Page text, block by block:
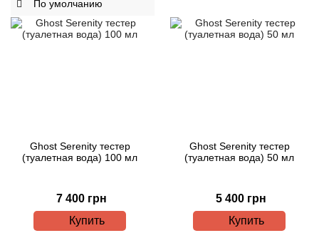
Ghost Serenity тестер
(туалетная вода) 100 мл
7 400 грн
Купить
Ghost Serenity тестер
(туалетная вода) 50 мл
5 400 грн
Купить